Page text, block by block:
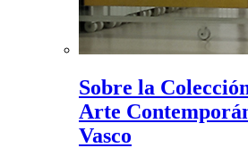
Sobre la
Arte
Vasco